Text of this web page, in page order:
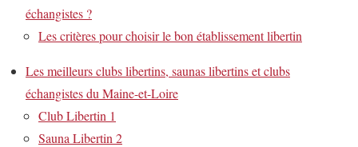
échangistes ?
Les critères pour choisir le bon établissement libertin
Les meilleurs clubs libertins, saunas libertins et clubs
échangistes du Maine-et-Loire
Club Libertin 1
Sauna Libertin 2